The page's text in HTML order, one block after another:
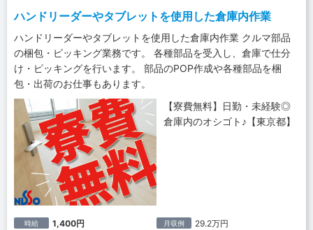
ハンドリーダーやタブレットを使用した倉庫内作業
ハンドリーダーやタブレットを使用した倉庫内作業 クルマ部品
の梱包・ピッキング業務です。 各種部品を受入し、倉庫で仕分
け・ピッキングを行います。 部品のPOP作成や各種部品を梱
包・出荷のお仕事もあります。
【寮費無料】日勤・未経験◎
倉庫内のオシゴト♪【東京都】
時給 1,400円 月収例 29.2万円